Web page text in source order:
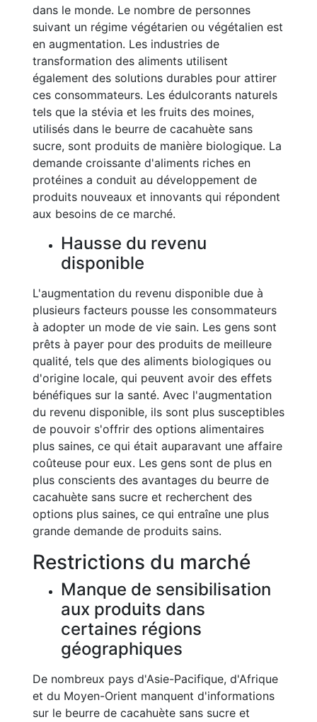
dans le monde. Le nombre de personnes
suivant un régime végétarien ou végétalien est
en augmentation. Les industries de
transformation des aliments utilisent
également des solutions durables pour attirer
ces consommateurs. Les édulcorants naturels
tels que la stévia et les fruits des moines,
utilisés dans le beurre de cacahuète sans
sucre, sont produits de manière biologique. La
demande croissante d'aliments riches en
protéines a conduit au développement de
produits nouveaux et innovants qui répondent
aux besoins de ce marché.
Hausse du revenu
disponible
L'augmentation du revenu disponible due à
plusieurs facteurs pousse les consommateurs
à adopter un mode de vie sain. Les gens sont
prêts à payer pour des produits de meilleure
qualité, tels que des aliments biologiques ou
d'origine locale, qui peuvent avoir des effets
bénéfiques sur la santé. Avec l'augmentation
du revenu disponible, ils sont plus susceptibles
de pouvoir s'offrir des options alimentaires
plus saines, ce qui était auparavant une affaire
coûteuse pour eux. Les gens sont de plus en
plus conscients des avantages du beurre de
cacahuète sans sucre et recherchent des
options plus saines, ce qui entraîne une plus
grande demande de produits sains.
Restrictions du marché
Manque de sensibilisation
aux produits dans
certaines régions
géographiques
De nombreux pays d'Asie-Pacifique, d'Afrique
et du Moyen-Orient manquent d'informations
sur le beurre de cacahuète sans sucre et